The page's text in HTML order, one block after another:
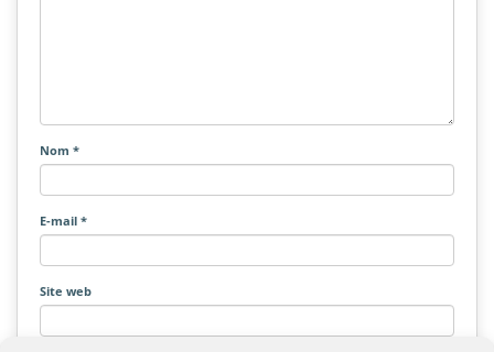
Nom *
E-mail *
Site web